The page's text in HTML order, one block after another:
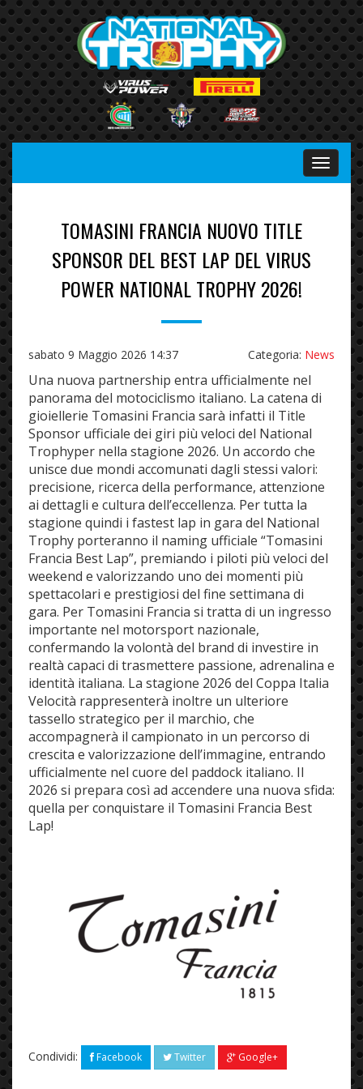
Menu
TOMASINI FRANCIA NUOVO TITLE
SPONSOR DEL BEST LAP DEL VIRUS
POWER NATIONAL TROPHY 2026!
sabato 9 Maggio 2026 14:37 Categoria: News
Una nuova partnership entra ufficialmente nel
panorama del motociclismo italiano. La catena di
gioiellerie Tomasini Francia sarà infatti il Title
Sponsor ufficiale dei giri più veloci del National
Trophyper nella stagione 2026. Un accordo che
unisce due mondi accomunati dagli stessi valori:
precisione, ricerca della performance, attenzione
ai dettagli e cultura dell’eccellenza. Per tutta la
stagione quindi i fastest lap in gara del National
Trophy porteranno il naming ufficiale “Tomasini
Francia Best Lap”, premiando i piloti più veloci del
weekend e valorizzando uno dei momenti più
spettacolari e prestigiosi del fine settimana di
gara. Per Tomasini Francia si tratta di un ingresso
importante nel motorsport nazionale,
confermando la volontà del brand di investire in
realtà capaci di trasmettere passione, adrenalina e
identità italiana. La stagione 2026 del Coppa Italia
Velocità rappresenterà inoltre un ulteriore
tassello strategico per il marchio, che
accompagnerà il campionato in un percorso di
crescita e valorizzazione dell’immagine, entrando
ufficialmente nel cuore del paddock italiano. Il
2026 si prepara così ad accendere una nuova sfida:
quella per conquistare il Tomasini Francia Best
Lap!
Condividi: Facebook Twitter Google+